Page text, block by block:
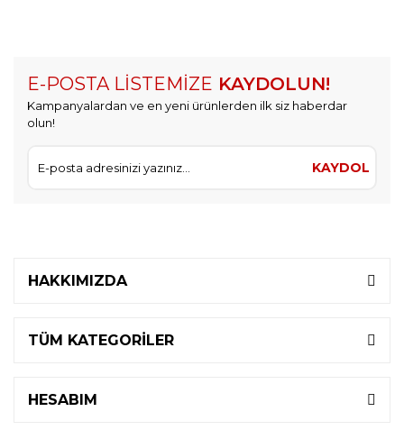
E-POSTA LİSTEMİZE KAYDOLUN!
Kampanyalardan ve en yeni ürünlerden ilk siz haberdar
olun!
KAYDOL
HAKKIMIZDA
TÜM KATEGORİLER
HESABIM